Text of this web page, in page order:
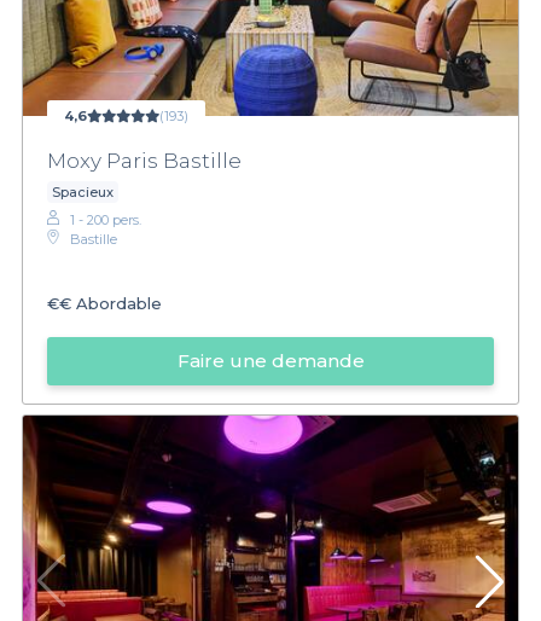
4,6 (193)
Moxy Paris Bastille
Spacieux
1 - 200 pers.
Bastille
€€ Abordable
Faire une demande